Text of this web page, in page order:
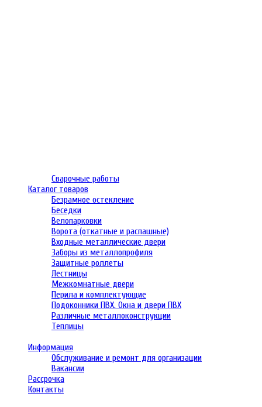
Сварочные работы
Каталог товаров
Безрамное остекление
Беседки
Велопарковки
Ворота (откатные и распашные)
Входные металлические двери
Заборы из металлопрофиля
Защитные роллеты
Лестницы
Межкомнатные двери
Перила и комплектующие
Подоконники ПВХ. Окна и двери ПВХ
Различные металлоконструкции
Теплицы
Информация
Обслуживание и ремонт для организации
Вакансии
Рассрочка
Контакты